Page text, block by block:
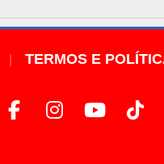
TERMOS E